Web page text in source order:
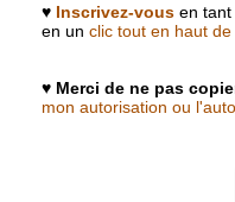
♥ Inscrivez-vous en
en un clic tout en haut
♥ Merci de ne pas
mon autorisation ou